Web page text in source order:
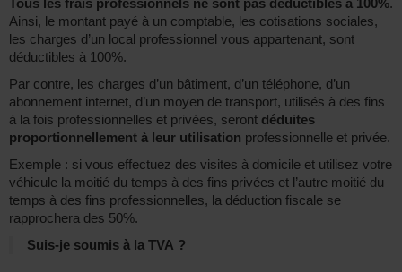
Tous les frais professionnels ne sont pas déductibles à 100%.
Ainsi, le montant payé à un comptable, les cotisations sociales,
les charges d’un local professionnel vous appartenant, sont
déductibles à 100%.
Par contre, les charges d’un bâtiment, d’un téléphone, d’un
abonnement internet, d’un moyen de transport, utilisés à des fins
à la fois professionnelles et privées, seront déduites
proportionnellement à leur utilisation professionnelle et privée.
Exemple : si vous effectuez des visites à domicile et utilisez votre
véhicule la moitié du temps à des fins privées et l’autre moitié du
temps à des fins professionnelles, la déduction fiscale se
rapprochera des 50%.
Suis-je soumis à la TVA ?